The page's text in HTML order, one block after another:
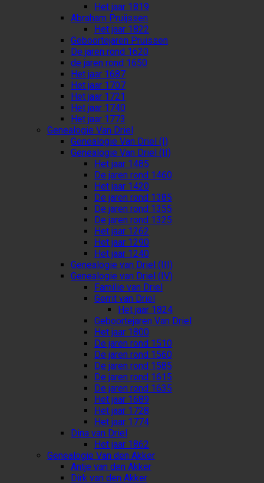
Het jaar 1819
Abraham Pruijssen
Het jaar 1822
Geboortejaren Pruissen
De jaren rond 1620
de jaren rond 1650
Het jaar 1687
Het jaar 1707
Het jaar 1721
Het jaar 1740
Het jaar 1773
Genealogie Van Driel
Genealogie Van Driel (I)
Genealogie Van Driel (II)
Het jaar 1485
De jaren rond 1460
Het jaar 1420
De jaren rond 1385
De jaren rond 1355
De jaren rond 1325
Het jaar 1262
Het jaar 1290
Het jaar 1240
Genealogie van Driel (III)
Genealogie van Driel (IV)
Familie van Driel
Gerrit van Driel
Het jaar 1824
Geboortejaren Van Driel
Het jaar 1800
De jaren rond 1510
De jaren rond 1560
De jaren rond 1585
De jaren rond 1615
De jaren rond 1635
Het jaar 1689
Het jaar 1728
Het jaar 1774
Dina van Driel
Het jaar 1862
Genealogie Van den Akker
Antje van den Akker
Dirk van den Akker